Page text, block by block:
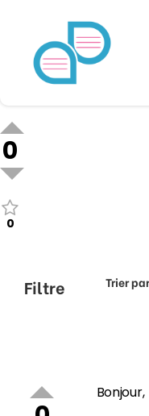
0
0
Filtre Trier
Bonjour,